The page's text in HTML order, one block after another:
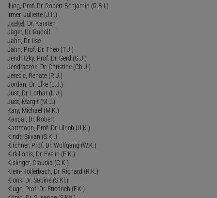
Illing, Prof. Dr. Robert-Benjamin (R.B.I.)
Irmer, Juliette (J.Ir.)
Jaekel
, Dr. Karsten
Jäger, Dr. Rudolf
Jahn, Dr. Ilse
Jahn, Prof. Dr. Theo (T.J.)
Jendritzky, Prof. Dr. Gerd (G.J.)
Jendrsczok, Dr. Christine (Ch.J.)
Jerecic, Renate (R.J.)
Jordan, Dr. Elke (E.J.)
Just, Dr. Lothar (L.J.)
Just, Margit (M.J.)
Kary, Michael (M.K.)
Kaspar, Dr. Robert
Kattmann, Prof. Dr. Ulrich (U.K.)
Kindt, Silvan (S.Ki.)
Kirchner, Prof. Dr. Wolfgang (W.K.)
Kirkilionis, Dr. Evelin (E.K.)
Kislinger, Claudia (C.K.)
Klein-Hollerbach, Dr. Richard (R.K.)
Klonk, Dr. Sabine (S.Kl.)
Kluge, Prof. Dr. Friedrich (F.K.)